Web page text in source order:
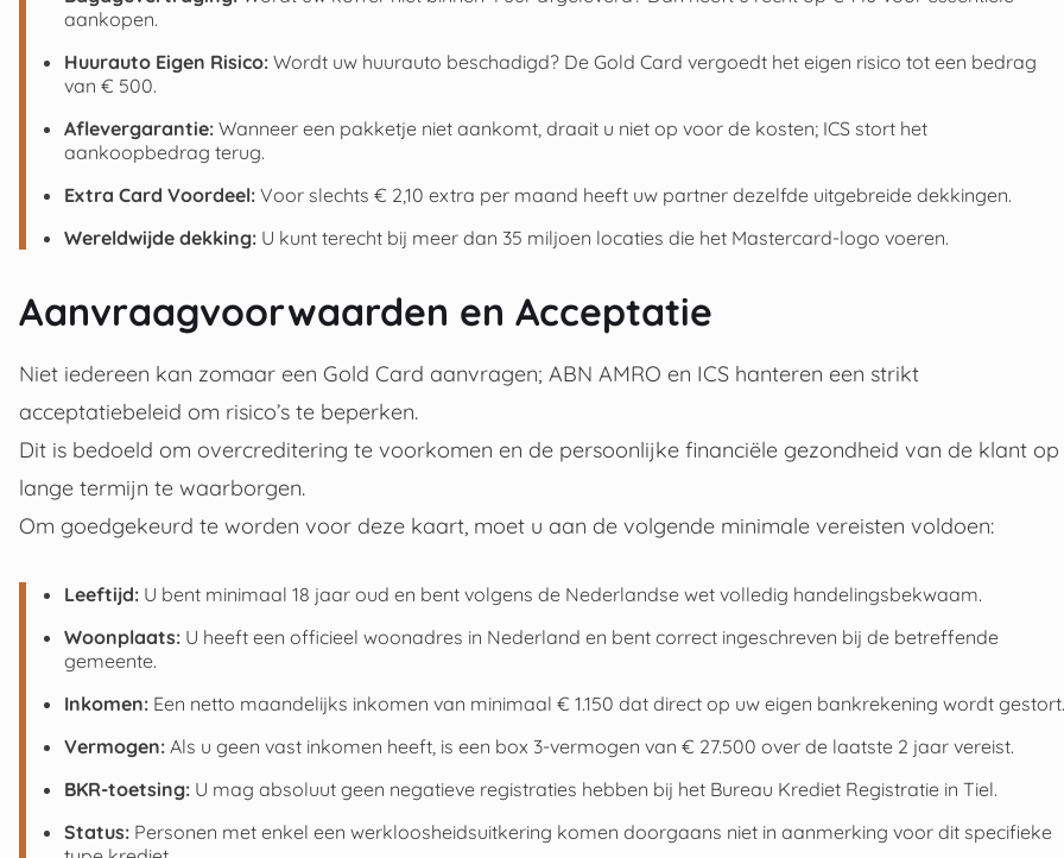
aankopen.
Huurauto Eigen Risico: Wordt uw huurauto beschadigd? De Gold Card vergoedt het eigen risico tot een bedrag
van € 500.
Aflevergarantie: Wanneer een pakketje niet aankomt, draait u niet op voor de kosten; ICS stort het
aankoopbedrag terug.
Extra Card Voordeel: Voor slechts € 2,10 extra per maand heeft uw partner dezelfde uitgebreide dekkingen.
Wereldwijde dekking: U kunt terecht bij meer dan 35 miljoen locaties die het Mastercard-logo voeren.
Aanvraagvoorwaarden en Acceptatie
Niet iedereen kan zomaar een Gold Card aanvragen; ABN AMRO en ICS hanteren een strikt
acceptatiebeleid om risico’s te beperken.
Dit is bedoeld om overcreditering te voorkomen en de persoonlijke financiële gezondheid van de klant op
lange termijn te waarborgen.
Om goedgekeurd te worden voor deze kaart, moet u aan de volgende minimale vereisten voldoen:
Leeftijd: U bent minimaal 18 jaar oud en bent volgens de Nederlandse wet volledig handelingsbekwaam.
Woonplaats: U heeft een officieel woonadres in Nederland en bent correct ingeschreven bij de betreffende
gemeente.
Inkomen: Een netto maandelijks inkomen van minimaal € 1.150 dat direct op uw eigen bankrekening wordt gestort.
Vermogen: Als u geen vast inkomen heeft, is een box 3-vermogen van € 27.500 over de laatste 2 jaar vereist.
BKR-toetsing: U mag absoluut geen negatieve registraties hebben bij het Bureau Krediet Registratie in Tiel.
Status: Personen met enkel een werkloosheidsuitkering komen doorgaans niet in aanmerking voor dit specifieke